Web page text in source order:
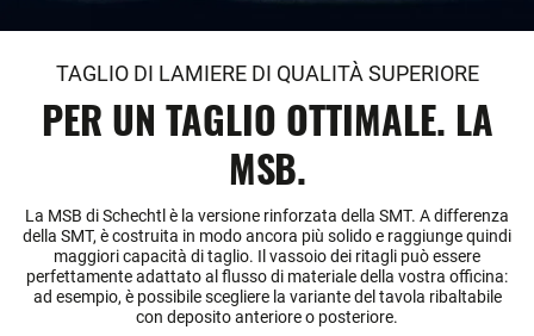
TAGLIO DI LAMIERE DI QUALITÀ SUPERIORE
PER UN TAGLIO OTTIMALE. LA
MSB.
La MSB di Schechtl è la versione rinforzata della SMT. A differenza
della SMT, è costruita in modo ancora più solido e raggiunge quindi
maggiori capacità di taglio. Il vassoio dei ritagli può essere
perfettamente adattato al flusso di materiale della vostra officina:
ad esempio, è possibile scegliere la variante del tavola ribaltabile
con deposito anteriore o posteriore.